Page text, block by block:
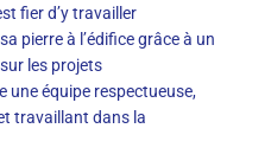
fier d’y travailler
pierre à l’édifice grâce à un
les projets
une équipe respectueuse,
travaillant dans la